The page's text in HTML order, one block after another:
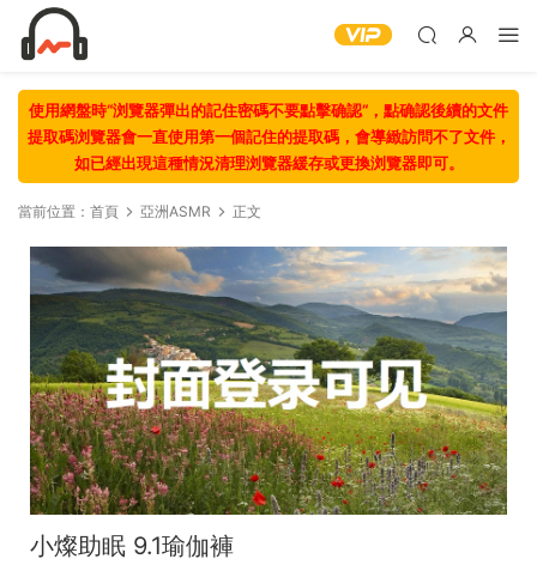
使用網盤時“浏覽器彈出的記住密碼不要點擊确認“，點确認後續的文件
提取碼浏覽器會一直使用第一個記住的提取碼，會導緻訪問不了文件，
如已經出現這種情況清理浏覽器緩存或更換浏覽器即可。
當前位置： 首頁 亞洲ASMR 正文
小燦助眠 9.1瑜伽褲